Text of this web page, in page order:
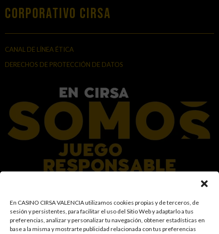
En CASINO CIRSA VALENCIA utilizamos cookies propias y de terceros, de
sesión y persistentes, para facilitar el uso del Sitio Web y adaptarlo a tus
preferencias, analizar y personalizar tu navegación, obtener estadísticas en
base a la misma y mostrarte publicidad relacionada con tus preferencias
Corporativo Cirsa
CANAL DE LÍNEA ÉTICA
DERECHOS DE PROTECCIÓN DE DATOS
En el Grupo CIRSA promovemos una actitud responsable hacia el juego,
garantizando un entorno seguro y transparente para nuestros clientes y
facilitamos medidas e información para que el juego sea siempre diversión y
entretenimiento, sin utilizarse como vía para afrontar problemas económicos